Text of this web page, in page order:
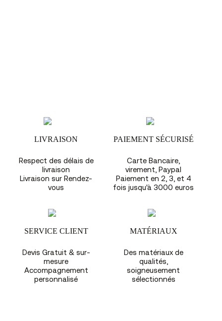
LIVRAISON
Respect des délais de
livraison
Livraison sur Rendez-
vous
PAIEMENT SÉCURISÉ
Carte Bancaire,
virement, Paypal
Paiement en 2, 3, et 4
fois jusqu'à 3000 euros
SERVICE CLIENT
Devis Gratuit & sur-
mesure
Accompagnement
personnalisé
MATÉRIAUX
Des matériaux de
qualités,
soigneusement
sélectionnés